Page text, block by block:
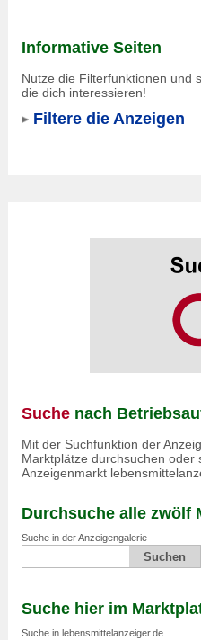
Informative Seiten
Nutze die Filterfunktionen und
die dich interessieren!
Filtere die Anzeigen
Suche nach
Mit der Suchfunktion der
Marktplätze durchsuchen oder
Anzeigenmarkt
Durchsuche alle zwölf
Suche in der Anzeigengalerie
Suche hier im
Suche in lebensmittelanzeiger.de